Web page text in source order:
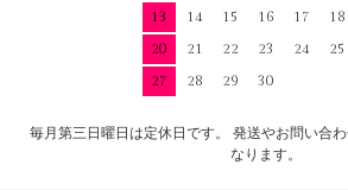
13
14 15 16 17 18
20
21 22 23 24 25
27
28 29 30
毎月第三日曜日は定休日です。 発送やお問い合
なります。